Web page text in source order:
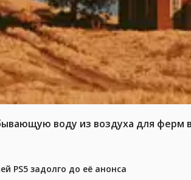
воду из воздуха для ферм
PS5 задолго до её анонса